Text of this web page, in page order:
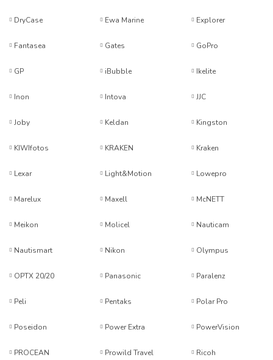
DryCase Ewa Marine Explorer
Fantasea Gates GoPro
GP iBubble Ikelite
Inon Intova JJC
Joby Keldan Kingston
KIWIfotos KRAKEN Kraken
Lexar Light&Motion Lowepro
Marelux Maxell McNETT
Meikon Molicel Nauticam
Nautismart Nikon Olympus
OPTX 20/20 Panasonic Paralenz
Peli Pentaks Polar Pro
Poseidon Power Extra PowerVision
PROCEAN Prowild Travel Ricoh